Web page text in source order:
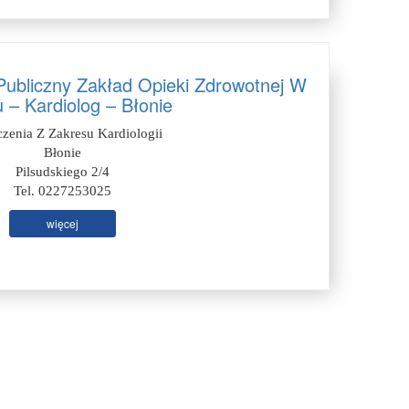
Zakład Opieki Zdrowotnej W
– Kardiolog – Błonie
Z Zakresu Kardiologii
Błonie
Pilsudskiego 2/4
Tel. 0227253025
więcej